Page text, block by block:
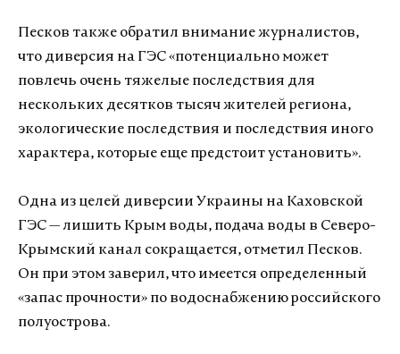
Песков также обратил внимание журналистов,
что диверсия на ГЭС «потенциально может
повлечь очень тяжелые последствия для
нескольких десятков тысяч жителей региона,
экологические последствия и последствия иного
характера, которые еще предстоит установить».
Одна из целей диверсии Украины на Каховской
ГЭС — лишить Крым воды, подача воды в Северо-
Крымский канал сокращается, отметил Песков.
Он при этом заверил, что имеется определенный
«запас прочности» по водоснабжению российского
полуострова.